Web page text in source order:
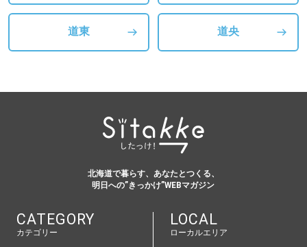
道東 道央
北海道で暮らす、あなたとつくる、
明日への”きっかけ”WEBマガジン
CATEGORY
カテゴリー
LOCAL
ローカルエリア